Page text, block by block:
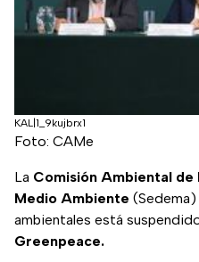
KAL|1_9kujbrx1
Foto: CAMe
La Comisión Ambiental de
Medio Ambiente
ambientales está
Greenpeace.